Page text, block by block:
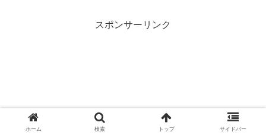
スポンサーリンク
ホーム 検索 トップ サイドバー